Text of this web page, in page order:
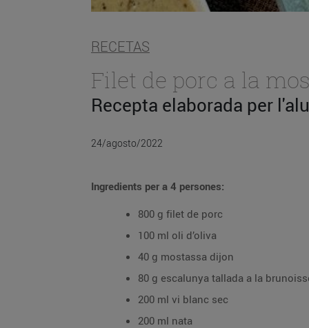
RECETAS
Filet de porc a la
Recepta elaborada per
24/agosto/2022
Ingredients per a 4 persones:
800 g filet de porc
100 ml oli
40 g mostassa dijon
80 g escalunya tallada a la
200 ml vi blanc
200 ml nata